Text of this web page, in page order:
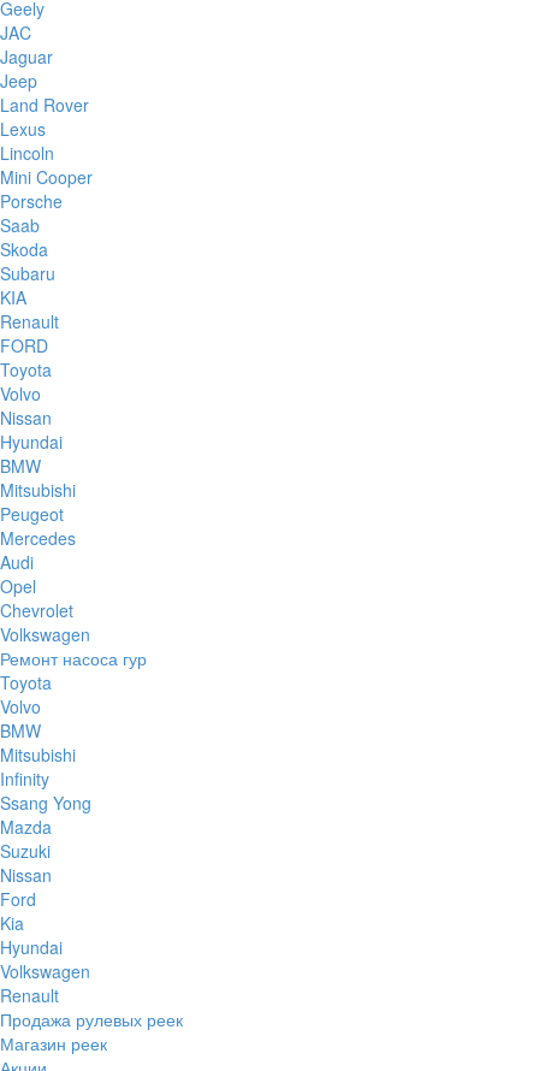
Geely
JAC
Jaguar
Jeep
Land Rover
Lexus
Lincoln
Mini Cooper
Porsche
Saab
Skoda
Subaru
KIA
Renault
FORD
Toyota
Volvo
Nissan
Hyundai
BMW
Mitsubishi
Peugeot
Mercedes
Audi
Opel
Chevrolet
Volkswagen
Ремонт насоса гур
Toyota
Volvo
BMW
Mitsubishi
Infinity
Ssang Yong
Mazda
Suzuki
Nissan
Ford
Kia
Hyundai
Volkswagen
Renault
Продажа рулевых реек
Магазин реек